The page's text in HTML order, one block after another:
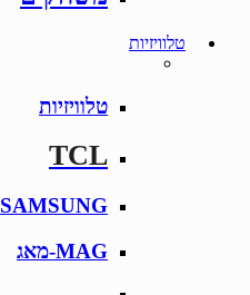
טלוויזיות
טלוויזיות
TCL
SAMSUNG-סמסונג
MAG-מאג